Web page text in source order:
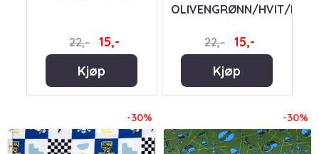
22,-
15,-
Kjøp
OLIVENGRØNN/HVIT/
22,-
15,-
Kjøp
-30% -30%